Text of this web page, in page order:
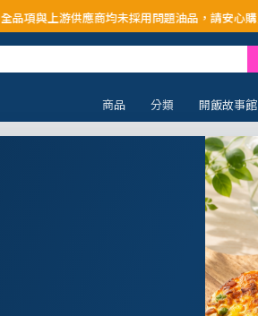
均未採用問題油品，請安心購買食用
商品 分類 開飯故事館